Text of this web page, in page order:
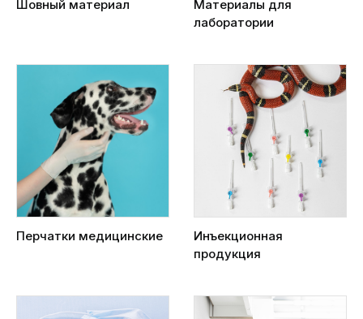
Шовный материал
Материалы для
лаборатории
Перчатки медицинские
Инъекционная
продукция